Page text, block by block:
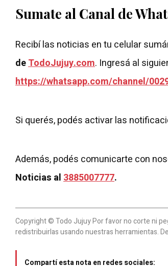
Sumate al Canal de
Recibí las noticias en tu celular
deTodoJujuy.com. Ingresá al
https://whatsapp.com/channel/
Si querés, podés activar las
Además, podés comunicarte con
Noticias al3885007777.
Copyright © Todo Jujuy Por favor no corte ni
redistribuirlas usando nuestras herramientas.
Compartí esta nota en redes sociales: